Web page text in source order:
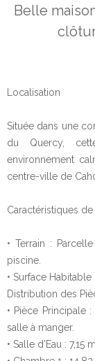
Belle
Localisation
Située dans une
du Quercy,
environnement
centre-ville de
Caractéristiques
• Terrain :
piscine.
• Surface Habitable
Distribution des
• Pièce Principale
salle à manger.
• Salle d’Eau : 7,15